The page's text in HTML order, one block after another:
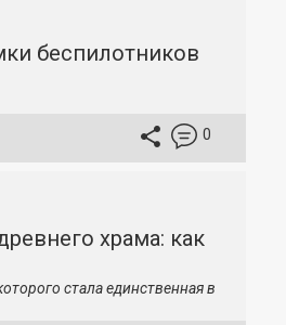
беспилотников
0
храма: как
стала единственная в